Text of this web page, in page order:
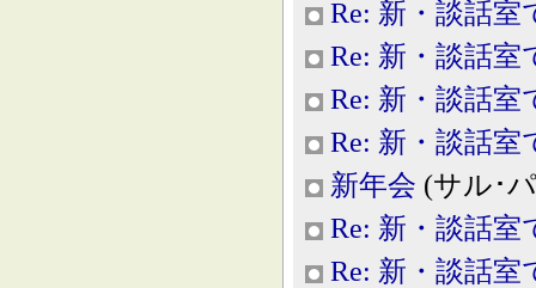
Re: 新・談話室
Re: 新・談話室
Re: 新・談話室
Re: 新・談話室
新年会 (サル･
Re: 新・談話室
Re: 新・談話室